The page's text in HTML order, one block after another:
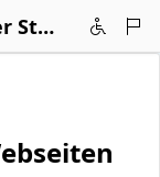
SSR-Portal - Beantragung der Strahlenschutzregisternummer